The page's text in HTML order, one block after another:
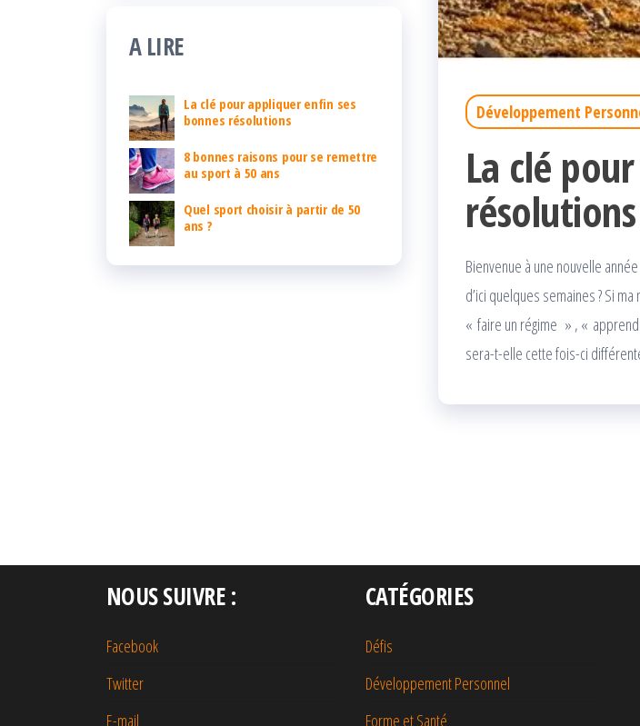
Développement
La clé
résolutions
Bienvenue à une nouvelle
d’ici quelques semaines ? Si
« faire un régime » , «
sera-t-elle cette fois-ci
publications
A LIRE
La clé pour appliquer enfin ses
bonnes résolutions
8 bonnes raisons pour se remettre
au sport à 50 ans
Quel sport choisir à partir de 50
ans ?
NOUS SUIVRE :
Facebook
Twitter
E-mail
CATÉGORIES
Défis
Développement Personnel
Forme et Santé